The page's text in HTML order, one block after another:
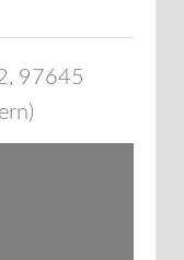
, 97645
)